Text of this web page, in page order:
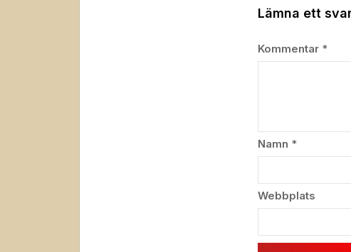
Lämna ett
Kommentar *
Namn *
Webbplats